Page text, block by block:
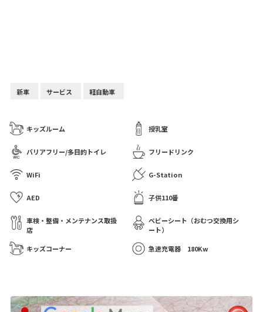
新車 サービス 軽自動車
キッズルーム 授乳室
バリアフリー/多目的トイレ フリードリンク
WiFi G-Station
AED 子供110番
車検・整備・メンテナンス取扱
店
ベビーシート（おむつ交換用シ
ート）
キッズコーナー
急速充電器 180Kw